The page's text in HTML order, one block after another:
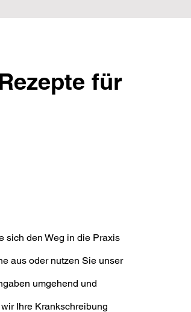
für
sich den Weg in die Praxis
aus oder nutzen Sie unser
umgehend und
Ihre Krankschreibung